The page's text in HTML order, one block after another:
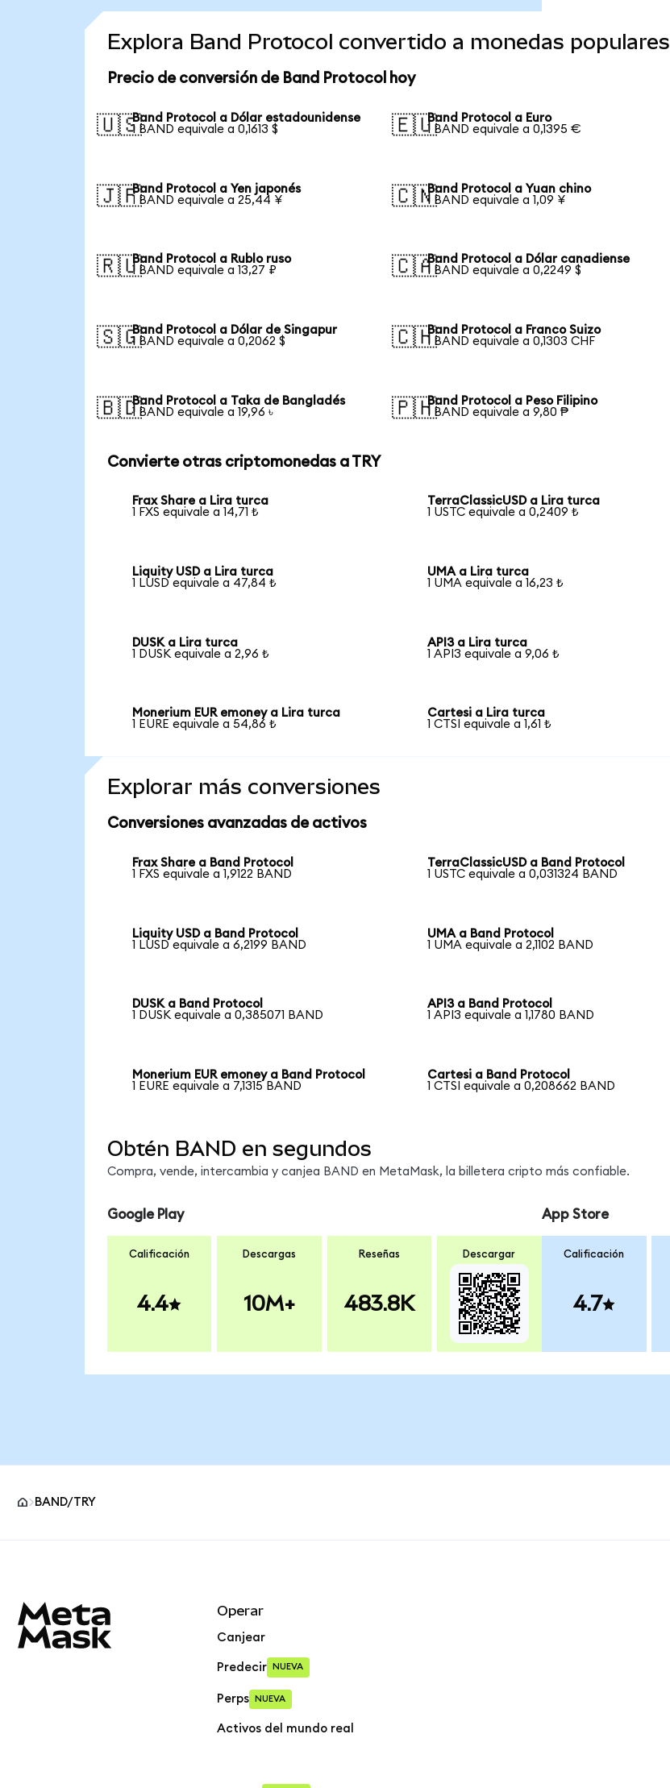
Explora Band Protocol convertido a monedas populares
Precio de conversión de Band Protocol hoy
🇺🇸Band Protocol a Dólar estadounidense
1 BAND equivale a 0,1613 $
🇪🇺Band Protocol a Euro
1 BAND equivale a 0,1395 €
🇯🇵Band Protocol a Yen japonés
1 BAND equivale a 25,44 ¥
🇨🇳Band Protocol a Yuan chino
1 BAND equivale a 1,09 ¥
🇷🇺Band Protocol a Rublo ruso
1 BAND equivale a 13,27 ₽
🇨🇦Band Protocol a Dólar canadiense
1 BAND equivale a 0,2249 $
🇸🇬Band Protocol a Dólar de Singapur
1 BAND equivale a 0,2062 $
🇨🇭Band Protocol a Franco Suizo
1 BAND equivale a 0,1303 CHF
🇧🇩Band Protocol a Taka de Bangladés
1 BAND equivale a 19,96 ৳
🇵🇭Band Protocol a Peso Filipino
1 BAND equivale a 9,80 ₱
Convierte otras criptomonedas a TRY
Frax Share a Lira turca
1 FXS equivale a 14,71 ₺
TerraClassicUSD a Lira turca
1 USTC equivale a 0,2409 ₺
Liquity USD a Lira turca
1 LUSD equivale a 47,84 ₺
UMA a Lira turca
1 UMA equivale a 16,23 ₺
DUSK a Lira turca
1 DUSK equivale a 2,96 ₺
API3 a Lira turca
1 API3 equivale a 9,06 ₺
Monerium EUR emoney a Lira turca
1 EURE equivale a 54,86 ₺
Cartesi a Lira turca
1 CTSI equivale a 1,61 ₺
Explorar más conversiones
Conversiones avanzadas de activos
Frax Share a Band Protocol
1 FXS equivale a 1,9122 BAND
TerraClassicUSD a Band Protocol
1 USTC equivale a 0,031324 BAND
Liquity USD a Band Protocol
1 LUSD equivale a 6,2199 BAND
UMA a Band Protocol
1 UMA equivale a 2,1102 BAND
DUSK a Band Protocol
1 DUSK equivale a 0,385071 BAND
API3 a Band Protocol
1 API3 equivale a 1,1780 BAND
Monerium EUR emoney a Band Protocol
1 EURE equivale a 7,1315 BAND
Cartesi a Band Protocol
1 CTSI equivale a 0,208662 BAND
Obtén BAND en segundos
Compra, vende, intercambia y canjea BAND en MetaMask, la billetera cripto más confiable.
Google Play
Calificación
4.4
Descargas
10M+
Reseñas
483.8K
Descargar
App Store
Calificación
4.7
BAND/TRY
Operar
Canjear
Predecir NUEVA
Perps NUEVA
Activos del mundo real